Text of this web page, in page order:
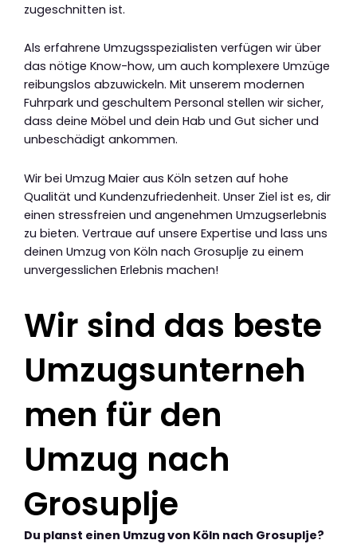
zugeschnitten ist.
Als erfahrene Umzugsspezialisten verfügen wir über
das nötige Know-how, um auch komplexere Umzüge
reibungslos abzuwickeln. Mit unserem modernen
Fuhrpark und geschultem Personal stellen wir sicher,
dass deine Möbel und dein Hab und Gut sicher und
unbeschädigt ankommen.
Wir bei Umzug Maier aus Köln setzen auf hohe
Qualität und Kundenzufriedenheit. Unser Ziel ist es, dir
einen stressfreien und angenehmen Umzugserlebnis
zu bieten. Vertraue auf unsere Expertise und lass uns
deinen Umzug von Köln nach Grosuplje zu einem
unvergesslichen Erlebnis machen!
Wir sind das beste
Umzugsunterneh
men für den
Umzug nach
Grosuplje
Du planst einen Umzug von Köln nach Grosuplje?